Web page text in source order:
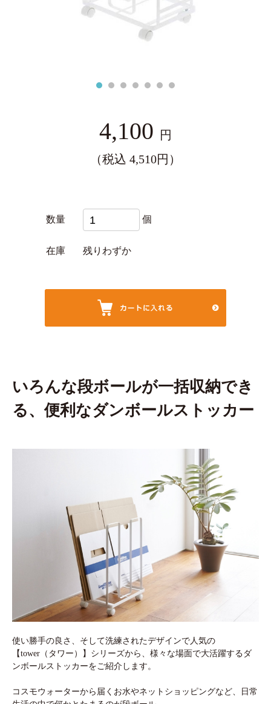
4,100
円
（税込 4,510円）
数量 個
在庫 残りわずか
いろんな段ボールが一括収納でき
る、便利なダンボールストッカー
使い勝手の良さ、そして洗練されたデザインで人気の
【tower（タワー）】シリーズから、様々な場面で大活躍するダ
ンボールストッカーをご紹介します。
コスモウォーターから届くお水やネットショッピングなど、日常